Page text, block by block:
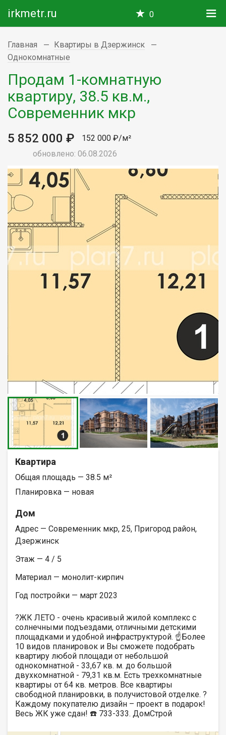
irkmetr.ru 0
Главная
Квартиры в Дзержинск
Однокомнатные
Продам 1-комнатную
квартиру, 38.5 кв.м.,
Современник мкр
5 852 000 ₽
152 000 ₽/м²
обновлено: 06.08.2026
Квартира
Общая площадь — 38.5 м²
Планировка — новая
Дом
Адрес — Современник мкр, 25, Пригород район,
Дзержинск
Этаж — 4 / 5
Материал — монолит-кирпич
Год постройки — март 2023
?ЖК ЛЕТО - очень красивый жилой комплекс с
солнечными подъездами, отличными детскими
площадками и удобной инфраструктурой. ☝️Более
10 видов планировок и Вы сможете подобрать
квартиру любой площади от небольшой
однокомнатной - 33,67 кв. м. до большой
двухкомнатной - 79,31 кв.м. Есть трехкомнатные
квартиры от 64 кв. метров. Все квартиры
свободной планировки, в получистовой отделке. ?
Каждому покупателю дизайн – проект в подарок!
Весь ЖК уже сдан! ☎️ 733-333. ДомСтрой